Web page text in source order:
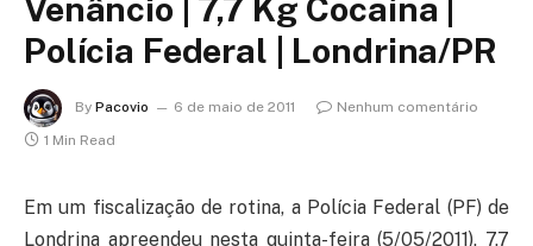
Venâncio | 7,7 Kg Cocaína |
Polícia Federal | Londrina/PR
By Pacovio 6 de maio de 2011
Nenhum comentário
1 Min Read
Em um fiscalização de rotina, a Polícia Federal (PF) de
Londrina apreendeu nesta quinta-feira (5/05/2011), 7,7